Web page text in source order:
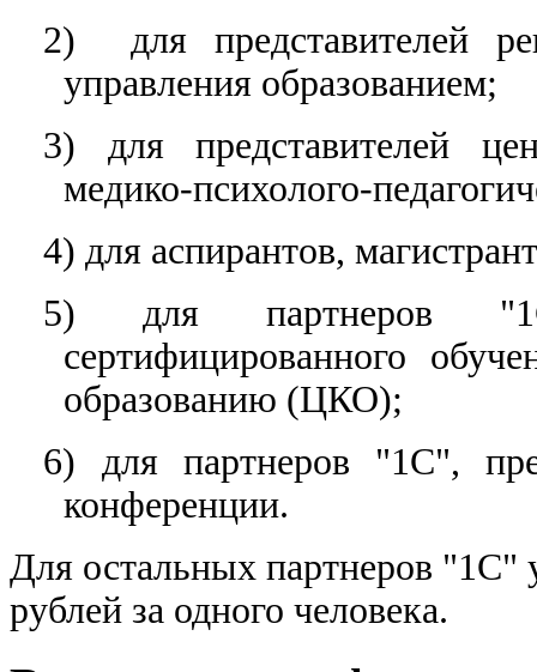
2) для представителей
управления образованием;
3) для представителей
медико-психолого-
4) для аспирантов,
5) для партнеров
сертифицированного
образованию (ЦКО);
6) для партнеров "1С",
конференции.
Для остальных партнеров "1С"
рублей за одного человека.